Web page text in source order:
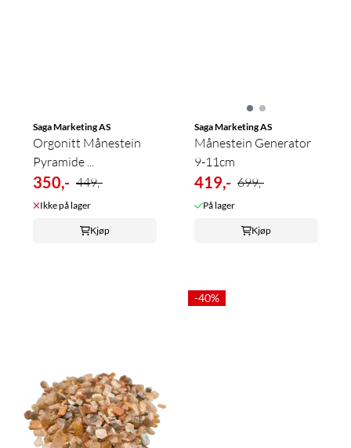
Saga Marketing AS
Orgonitt Månestein
Pyramide ...
350,- 449,-
Ikke på lager
Kjøp
Saga Marketing AS
Månestein Generator
9-11cm
419,- 699,-
På lager
Kjøp
-40%